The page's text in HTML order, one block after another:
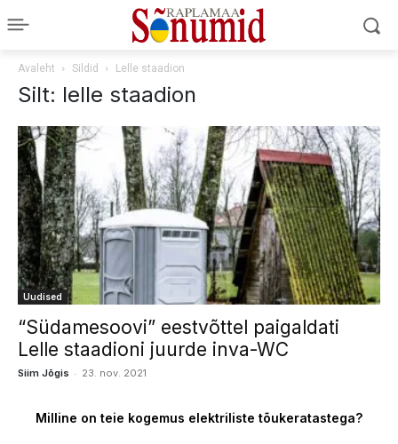
Avaleht Sildid Lelle staadion
Silt: lelle staadion
Uudised
“Südamesoovi” eestvõttel paigaldati
Lelle staadioni juurde inva-WC
Siim Jõgis - 23. nov. 2021
Milline on teie kogemus elektriliste tõukeratastega?